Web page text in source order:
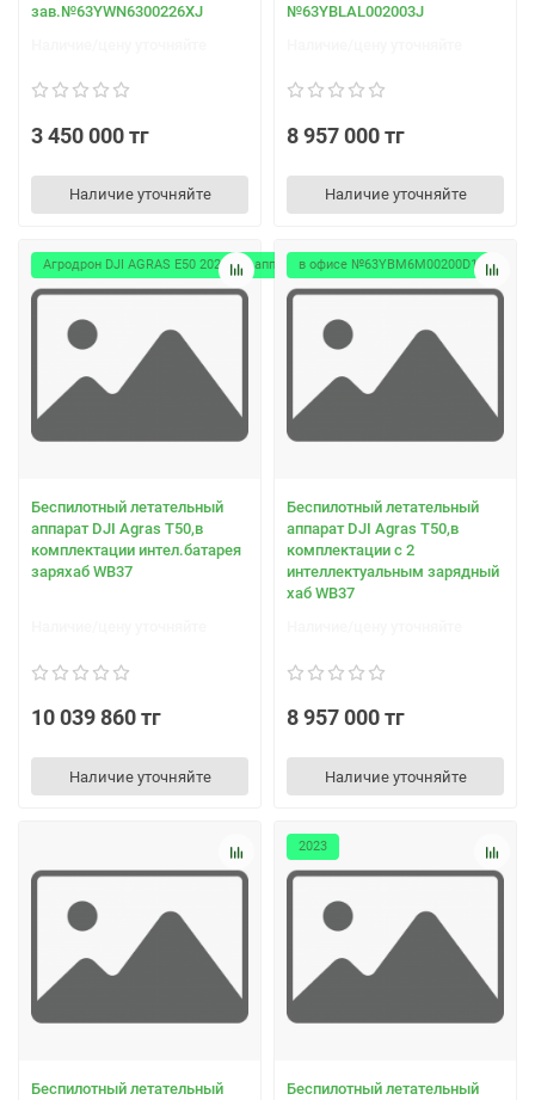
зав.№63YWN6300226XJ
3 450 000 тг
Наличие уточняйте
№63YBLAL002003J
8 957 000 тг
Наличие уточняйте
Агродрон DJI AGRAS Е50 2024 г/в аппарат №1
Беспилотный летательный
аппарат DJI Agras T50,в
комплектации интел.батарея
заряхаб WB37
10 039 860 тг
Наличие уточняйте
в офисе №63YBM6M00200D1
Беспилотный летательный
аппарат DJI Agras T50,в
комплектации с 2
интеллектуальным зарядный
хаб WB37
8 957 000 тг
Наличие уточняйте
Беспилотный летательный
2023
Беспилотный летательный